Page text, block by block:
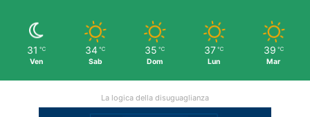
31 ℃
Ven
34 ℃
Sab
35 ℃
Dom
37 ℃
Lun
39 ℃
Mar
La logica della disuguaglianza